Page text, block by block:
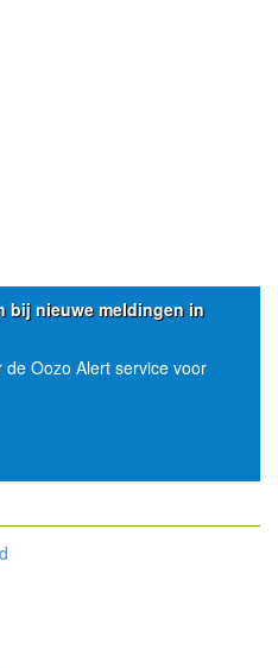
bij nieuwe meldingen in
Oozo Alert service voor